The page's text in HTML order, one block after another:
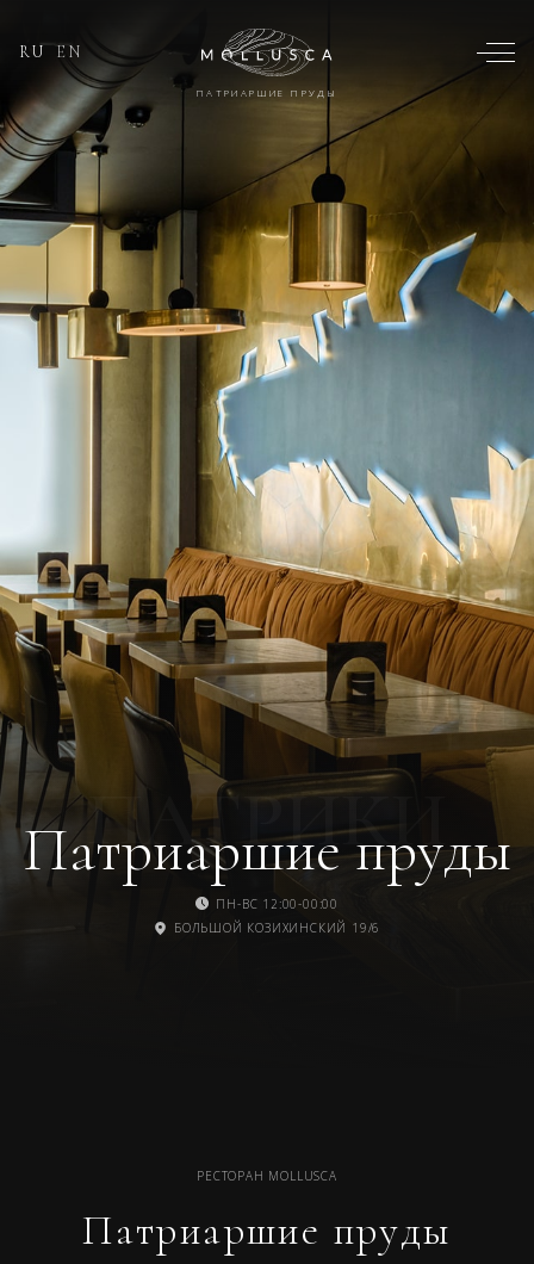
RU EN
ПАТРИАРШИЕ ПРУДЫ
ПАТРИКИ
Патриаршие пруды
ПН-ВС 12:00-00:00
БОЛЬШОЙ КОЗИХИНСКИЙ 19/6
РЕСТОРАН MOLLUSCA
Патриаршие пруды